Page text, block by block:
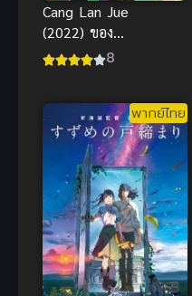
Cang Lan Jue
(2022) ของรัก
ของข้า(จบ8
พากย์ไทย